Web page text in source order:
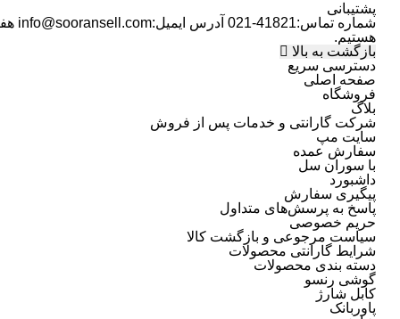
پشتیبانی
شماره تماس:41821-021 آدرس ایمیل:info@sooransell.com
هستیم.
بازگشت به بالا
دسترسی سریع
صفحه اصلی
فروشگاه
بلاگ
شرکت گارانتی و خدمات پس از فروش
سایت مپ
سفارش عمده
با سوران سل
داشبورد
پیگیری سفارش
پاسخ به پرسش‌های متداول
حریم خصوصی
سیاست مرجوعی و بازگشت کالا
شرایط گارانتی محصولات
دسته بندی محصولات
گوشی رنسو
کابل شارژ
پاوربانک